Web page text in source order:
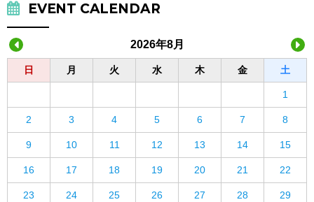
EVENT CALENDAR
2026年8月
日 月 火 水 木 金 土
1
2 3 4 5 6 7 8
9 10 11 12 13 14 15
16 17 18 19 20 21 22
23 24 25 26 27 28 29